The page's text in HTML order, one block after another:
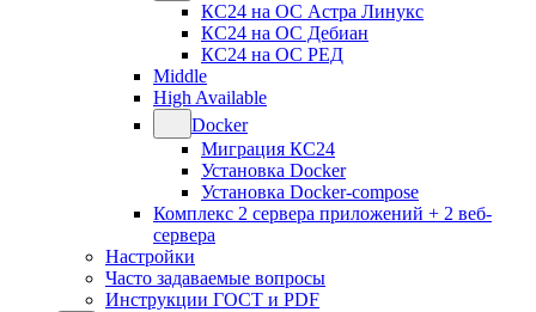
КС24 на ОС Астра Линукс
КС24 на ОС Дебиан
КС24 на ОС РЕД
Middle
High Available
Docker
Миграция КС24
Установка Docker
Установка Docker-compose
Комплекс 2 сервера приложений + 2 веб-
сервера
Настройки
Часто задаваемые вопросы
Инструкции ГОСТ и PDF